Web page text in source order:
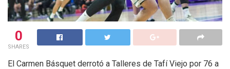
0
SHARES
El Carmen Básquet derrotó a Talleres de Tafí Viejo por 76 a